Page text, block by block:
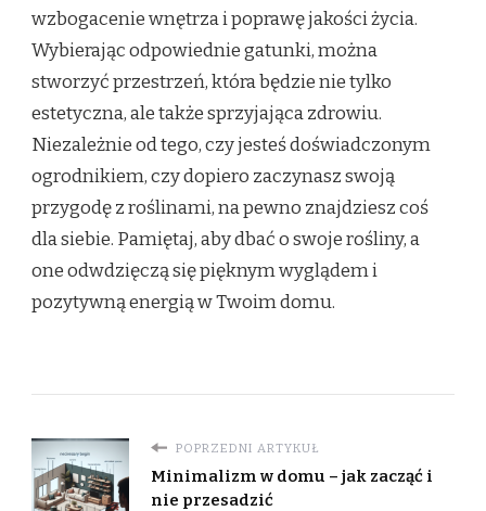
wzbogacenie wnętrza i poprawę jakości życia.
Wybierając odpowiednie gatunki, można
stworzyć przestrzeń, która będzie nie tylko
estetyczna, ale także sprzyjająca zdrowiu.
Niezależnie od tego, czy jesteś doświadczonym
ogrodnikiem, czy dopiero zaczynasz swoją
przygodę z roślinami, na pewno znajdziesz coś
dla siebie. Pamiętaj, aby dbać o swoje rośliny, a
one odwdzięczą się pięknym wyglądem i
pozytywną energią w Twoim domu.
POPRZEDNI ARTYKUŁ
Minimalizm w domu – jak zacząć i
nie przesadzić